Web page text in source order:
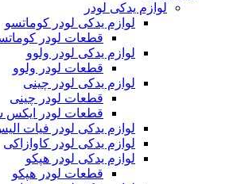
لوازم یدکی لودر
لوازم یدکی لودر کوماتسو
قطعات لودر کوماتسو
لوازم یدکی لودر ولوو
قطعات لودر ولوو
لوازم یدکی لودر چینی
قطعات لودر چینی
قطعات لودر ایکس سی ام جی xcmg
لوازم یدکی لودر فیات الیس
لوازم یدکی لودر کاوازاکی
لوازم یدکی لودر هپکو
قطعات لودر هپکو